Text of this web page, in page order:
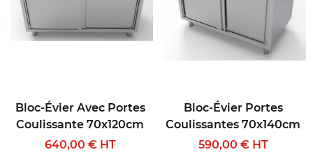
Bloc-Évier Avec Portes
Coulissante 70x120cm
640,00 € HT
Bloc-Évier Portes
Coulissantes 70x140cm
590,00 € HT